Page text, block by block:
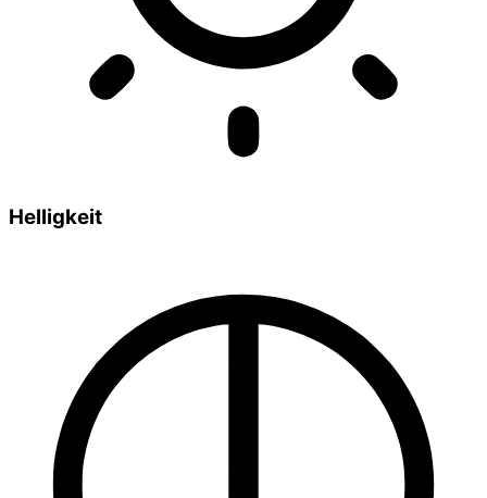
Helligkeit